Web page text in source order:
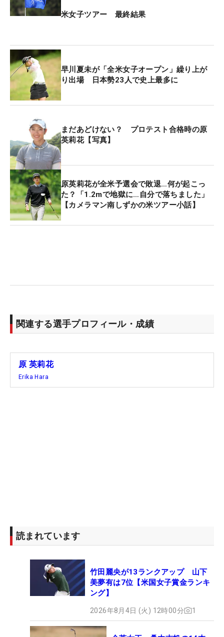
2番でボギーが先に来て、4番からも3連続ボギー。
バーディはなかなか来ず、11番、14番とボギーが増
ディを奪い、最終18番パー5では2オンに成功して2
パット。右にプッシュしたものがフックしてカップ
に入って連続バーディで締めくくっても、「まあね
え…。何につながるかあんまり分からないバーディ
ですが…」と苦笑いだった。
全米切符をかけた戦いで、上位争いに加わることが
できず。来週は無念のオフになる。「きょうみたい
なプレーはもう二度としたくない。しっかり1週間
練習して、この先の試合を目指して頑張ります。
（来年の全米は）世界ランキングで出られるよう
に」。気を引き締め直し、米国で1週間を過ごす。
次戦は米ツアー唯一のダブルス戦「ダウ選手権」
2018年にはツアー外競技のチーム戦「アマタフレン
ドシップカップ」に出場し、男子プロの時松源蔵、
とも攻撃的な感じ。いいところが重なってくれたら
米女子ツアー 最終結果
早川夏未が「全米女子オープン」繰り上が
り出場 日本勢23人で史上最多に
まだあどけない？ プロテスト合格時の原
英莉花【写真】
原英莉花が全米予選会で敗退…何が起こっ
た？「1.2mで地獄に…自分で落ちました」
【カメラマン南しずかの米ツアー小話】
関連する選手プロフィール・成績
原 英莉花
Erika Hara
読まれています
竹田麗央が13ランクアップ 山下
美夢有は7位【米国女子賞金ランキ
ング】
2026年8月4日 (火) 12時00分 1